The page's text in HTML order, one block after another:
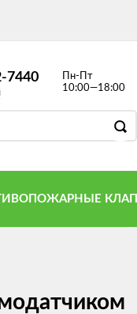
7440
Пн-Пт
10:00—18:00